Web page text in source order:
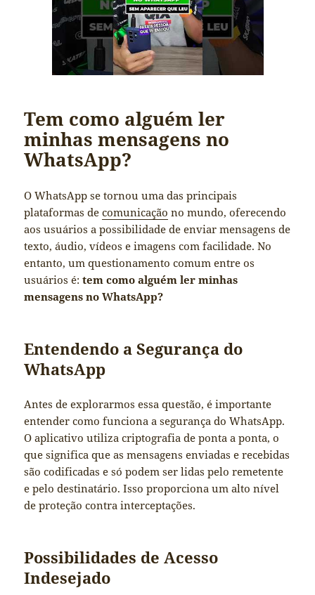
Tem como alguém ler
minhas mensagens no
WhatsApp?
O WhatsApp se tornou uma das principais
plataformas decomunicação no mundo, oferecendo
aos usuários a possibilidade de enviar mensagens de
texto, áudio, vídeos e imagens com facilidade. No
entanto, um questionamento comum entre os
usuários é:tem como alguém ler minhas
mensagens no WhatsApp?
Entendendo a Segurança do
WhatsApp
Antes de explorarmos essa questão, é importante
entender como funciona a segurança do WhatsApp.
O aplicativo utiliza criptografia de ponta a ponta, o
que significa que as mensagens enviadas e recebidas
são codificadas e só podem ser lidas pelo remetente
e pelo destinatário. Isso proporciona um alto nível
de proteção contra interceptações.
Possibilidades de Acesso
Indesejado